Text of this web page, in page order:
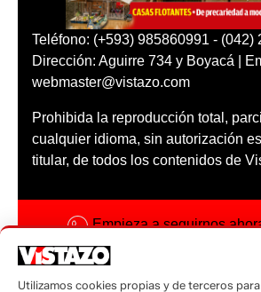
Teléfono: (+593) 985860991 - (042)
Dirección: Aguirre 734 y Boyacá |
webmaster@vistazo.com
Prohibida la reproducción total,
cualquier idioma, sin autorización
titular, de todos los contenidos de
Empieza a seguirnos
Código ética
Utilizamos cookies propias y de terceros